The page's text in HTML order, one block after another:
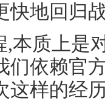
快地回归
,本质上是
们依赖官
这样的经